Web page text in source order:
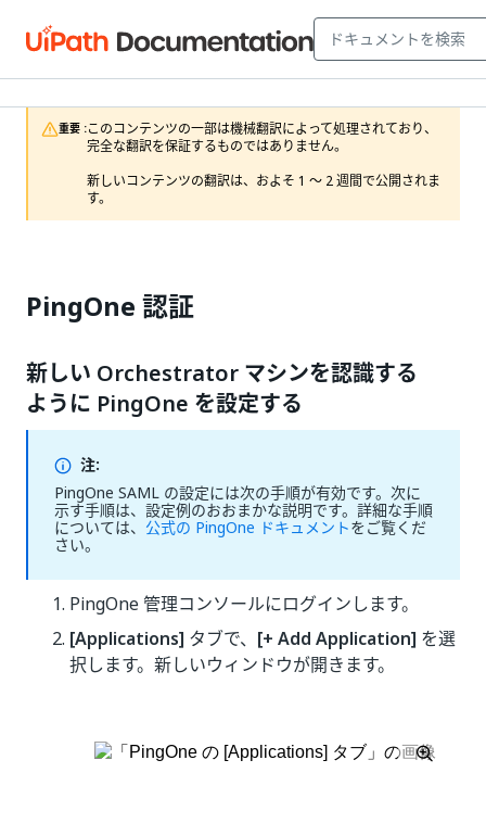
重要 :このコンテンツの一部は機械翻訳によって処理されており、
完全な翻訳を保証するものではありません。
新しいコンテンツの翻訳は、およそ 1 ～ 2 週間で公開されま
す。
PingOne 認証
新しい Orchestrator マシンを認識する
ように PingOne を設定する
注:
PingOne SAML の設定には次の手順が有効です。次に
示す手順は、設定例のおおまかな説明です。詳細な手順
については、 公式の PingOne ドキュメントをご覧くだ
さい。
PingOne 管理コンソールにログインします。
[Applications] タブで、 [+ Add Application] を選
択します。新しいウィンドウが開きます。